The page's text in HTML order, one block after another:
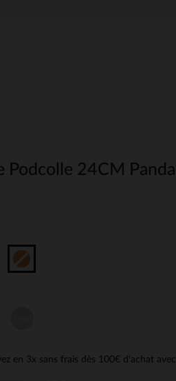
Podcolle 24CM Panda
en 3x sans frais dès 100€ d'achat avec